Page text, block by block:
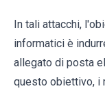
In tali attacchi,
informatici è
allegato di posta
questo obiettivo, i